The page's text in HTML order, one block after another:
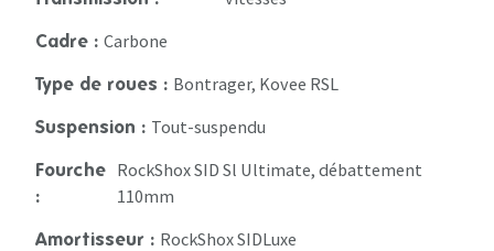
Cadre : Carbone
Type de roues : Bontrager, Kovee RSL
Suspension : Tout-suspendu
Fourche
:
RockShox SID Sl Ultimate, débattement
110mm
Amortisseur : RockShox SIDLuxe